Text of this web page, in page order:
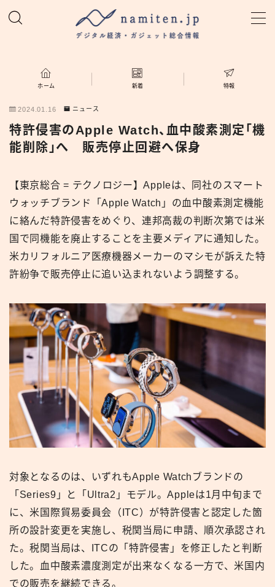
ホーム
新着
namiten.jp
ホーム 新着 特報
2024.01.16 ニュース
特許侵害のApple Watch、血中酸素測定「機
能削除」へ 販売停止回避へ保身
【東京総合 = テクノロジー】Appleは、同社のスマート
ウォッチブランド「Apple Watch」の血中酸素測定機能
に絡んだ特許侵害をめぐり、連邦高裁の判断次第では米
国で同機能を廃止することを主要メディアに通知した。
米カリフォルニア医療機器メーカーのマシモが訴えた特
許紛争で販売停止に追い込まれないよう調整する。
対象となるのは、いずれもApple Watchブランドの
「Series9」と「Ultra2」モデル。Appleは1月中旬まで
に、米国際貿易委員会（ITC）が特許侵害と認定した箇
所の設計変更を実施し、税関当局に申請、順次承認され
た。税関当局は、ITCの「特許侵害」を修正したと判断
した。血中酸素濃度測定が出来なくなる一方で、米国内
での販売を継続できる。